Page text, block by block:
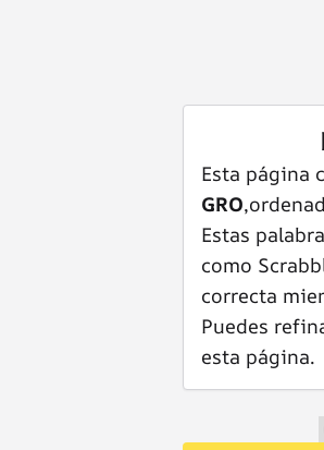
Esta página
GRO
Estas
como
correcta
Puedes
esta página.